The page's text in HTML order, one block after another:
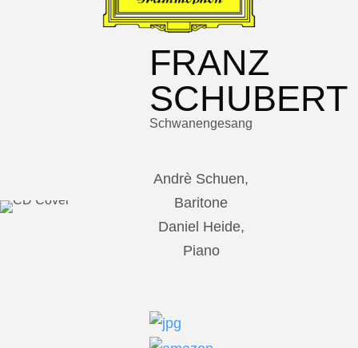
FRANZ
SCHUBERT
Schwanengesang
Andrè Schuen,
Baritone
Daniel Heide,
Piano